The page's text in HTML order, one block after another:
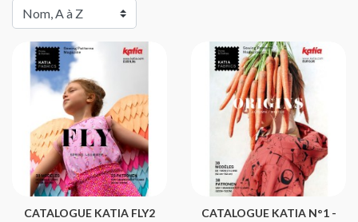
CATALOGUE KATIA FLY2
CATALOGUE KATIA N°1 -